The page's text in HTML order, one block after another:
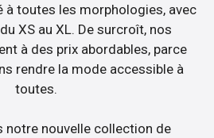
à toutes les morphologies, avec
XS au XL. De surcroît, nos
à des prix abordables, parce
rendre la mode accessible à
toutes.
notre nouvelle collection de